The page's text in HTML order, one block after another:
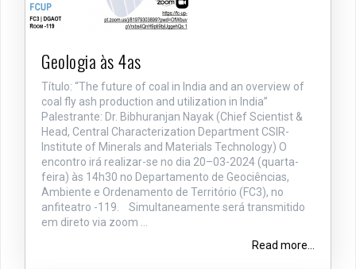
Geologia às 4as
Título: “The future of coal in India and an overview of
coal fly ash production and utilization in India”
Palestrante: Dr. Bibhuranjan Nayak (Chief Scientist &
Head, Central Characterization Department CSIR-
Institute of Minerals and Materials Technology) O
encontro irá realizar-se no dia 20–03-2024 (quarta-
feira) às 14h30 no Departamento de Geociências,
Ambiente e Ordenamento de Território (FC3), no
anfiteatro -119. Simultaneamente será transmitido
em direto via zoom ...
Read more...